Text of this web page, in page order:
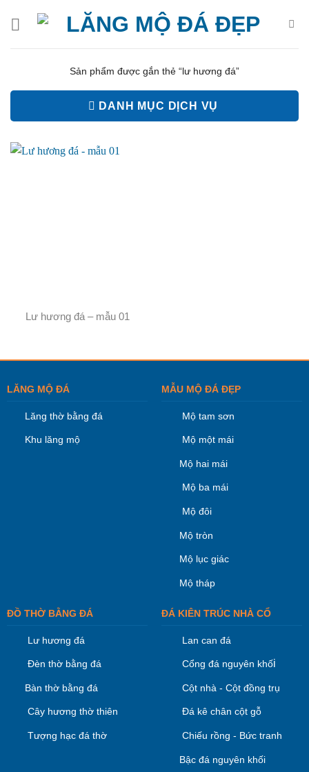
Sản phẩm được gắn thẻ “lư hương đá”
DANH MỤC DỊCH VỤ
Lư hương đá – mẫu 01
LĂNG MỘ ĐÁ
Lăng thờ bằng đá
Khu lăng mộ
MẪU MỘ ĐÁ ĐẸP
Mộ tam sơn
Mộ một mái
Mộ hai mái
Mộ ba mái
Mộ đôi
Mộ tròn
Mộ lục giác
Mộ tháp
ĐỒ THỜ BẰNG ĐÁ
Lư hương đá
Đèn thờ bằng đá
Bàn thờ bằng đá
Cây hương thờ thiên
Tượng hạc đá thờ
ĐÁ KIÊN TRÚC NHÀ CỔ
Lan can đá
Cổng đá nguyên khối
Cột nhà - Cột đồng trụ
Đá kê chân cột gỗ
Chiếu rồng - Bức tranh
Bậc đá nguyên khối